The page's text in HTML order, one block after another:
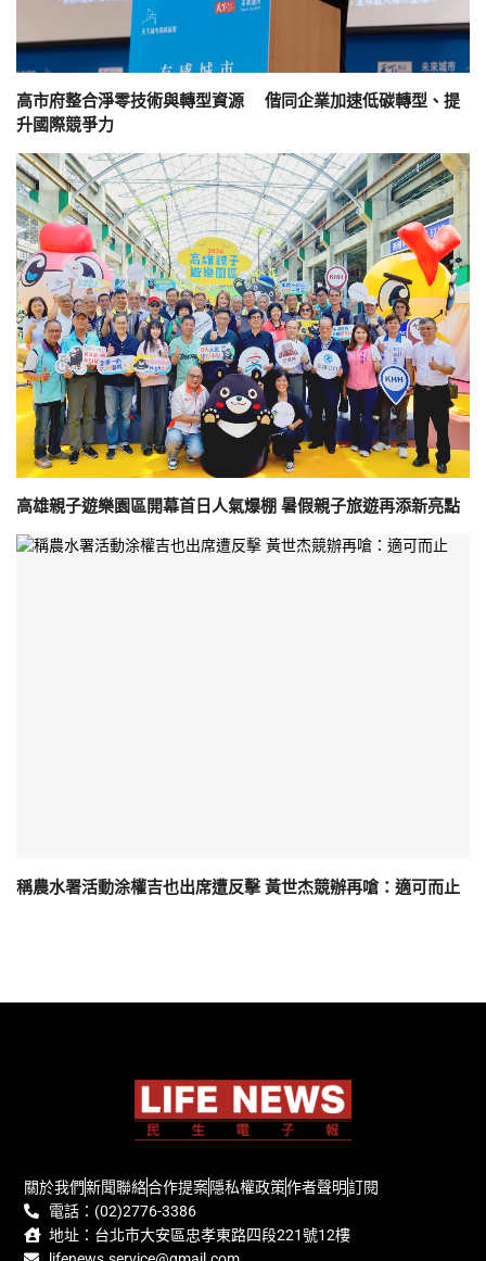
高市府整合淨零技術與轉型資源 偕同企業加速低碳轉型、提
升國際競爭力
高雄親子遊樂園區開幕首日人氣爆棚 暑假親子旅遊再添新亮點
稱農水署活動涂權吉也出席遭反擊 黃世杰競辦再嗆：適可而止
關於我們新聞聯絡合作提案隱私權政策作者聲明訂閱
電話：(02)2776-3386
地址：台北市大安區忠孝東路四段221號12樓